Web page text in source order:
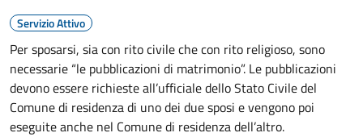
Servizio Attivo
Per sposarsi, sia con rito civile che con rito religioso, sono
necessarie “le pubblicazioni di matrimonio”. Le pubblicazioni
devono essere richieste all’ufficiale dello Stato Civile del
Comune di residenza di uno dei due sposi e vengono poi
eseguite anche nel Comune di residenza dell’altro.